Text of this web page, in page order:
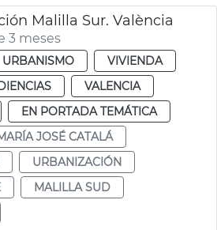
Malilla Sur. València
3 meses
URBANISMO
VIVIENDA
VALENCIA
EN PORTADA TEMÁTICA
JOSÉ CATALÁ
URBANIZACIÓN
MALILLA SUD